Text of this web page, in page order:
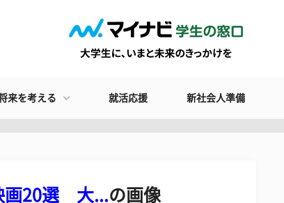
来を考える 就活応援 新社会人準備
画20選 大...の画像